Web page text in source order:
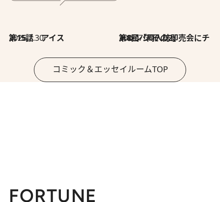
2026.7.30
第15話 アイス 2026.7.30
第8回「同人誌即売会にチャレンジ その2」
コミック＆エッセイルームTOP
FORTUNE